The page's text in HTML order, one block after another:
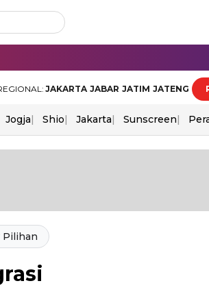
JAKARTA JABAR JATIM JATENG
Jogja Shio Jakarta Sunscreen
Pilihan